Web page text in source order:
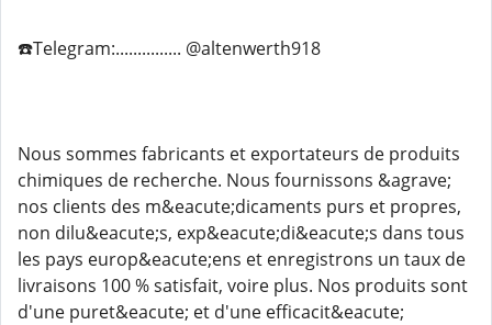
☎️Telegram:............... @altenwerth918
Nous sommes fabricants et exportateurs de produits
chimiques de recherche. Nous fournissons &agrave;
nos clients des m&eacute;dicaments purs et propres,
non dilu&eacute;s, exp&eacute;di&eacute;s dans tous
les pays europ&eacute;ens et enregistrons un taux de
livraisons 100 % satisfait, voire plus. Nos produits sont
d'une puret&eacute; et d'une efficacit&eacute;